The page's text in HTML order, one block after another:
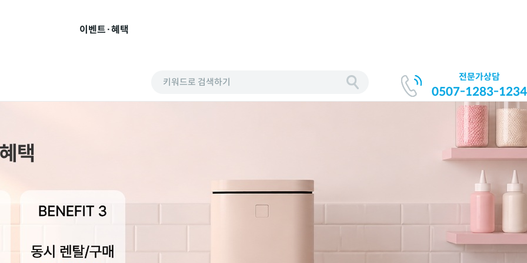
이벤트·혜택
키워드로 검색하기 전문가상담
0507-1283-1234